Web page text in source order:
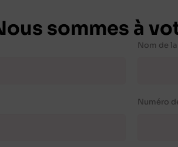
sommes à
Nom de
Numéro